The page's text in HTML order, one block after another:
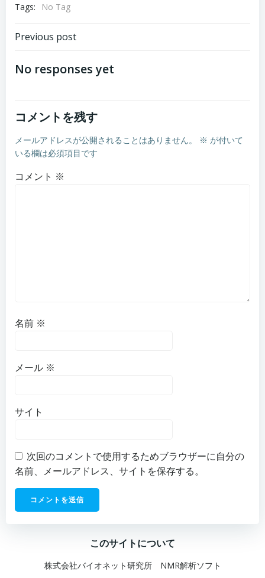
Tags:
No Tag
Post
navigation
Previous post
No responses yet
コメントを残す
メールアドレスが公開されることはありません。 ※ が付いて
いる欄は必須項目です
コメント ※
名前 ※
メール ※
サイト
次回のコメントで使用するためブラウザーに自分の
名前、メールアドレス、サイトを保存する。
このサイトについて
株式会社バイオネット研究所 NMR解析ソフト